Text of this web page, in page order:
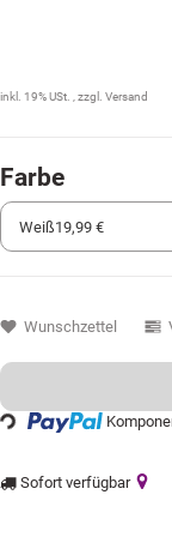
inkl. 19% USt. , zzgl. Versand
Farbe
Sofort verfügbar
Wunschzettel